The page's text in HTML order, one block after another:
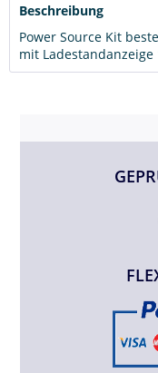
Beschreibung
Power Source Kit
mit Ladestandanzeige